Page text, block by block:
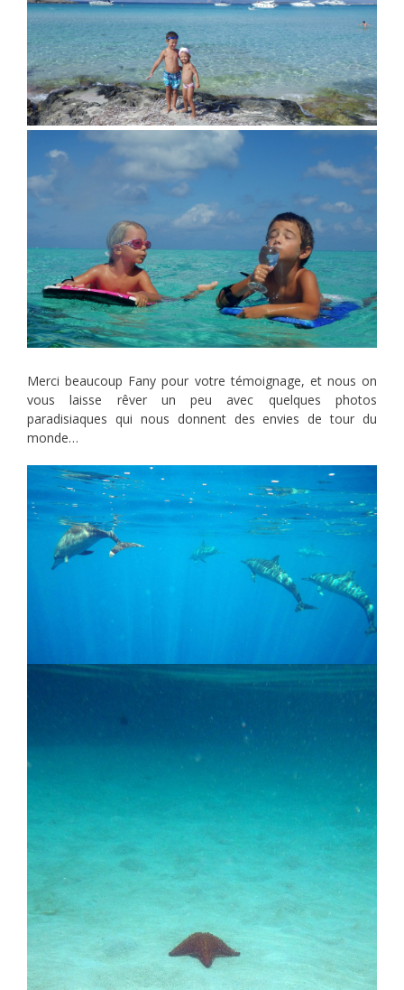
Merci beaucoup Fany pour votre témoignage, et nous on
vous laisse rêver un peu avec quelques photos
paradisiaques qui nous donnent des envies de tour du
monde…